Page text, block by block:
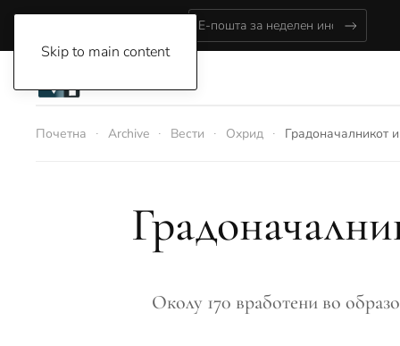
Skip to main content
Почетна Archive Вести Охрид
Oколу 170 вработени во